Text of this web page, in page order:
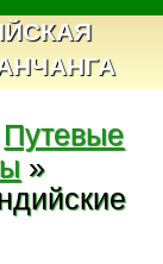
Путевые
»